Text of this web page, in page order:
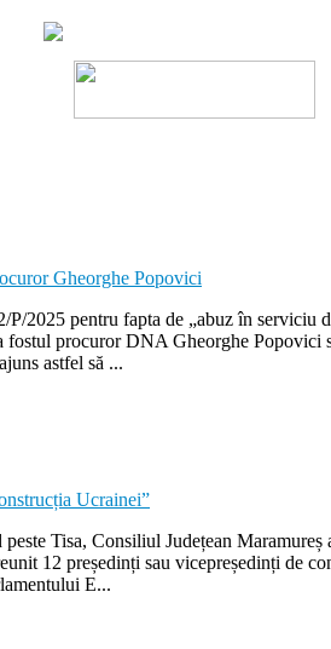
2025 pentru fapta de „abuz în
procuror DNA Gheorghe
astfel să ...
Tisa, Consiliul Județean
12 președinți sau vicepreședinți de
E...